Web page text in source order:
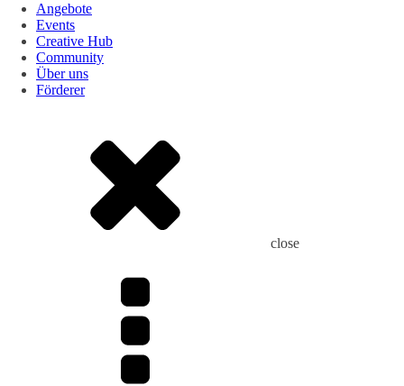
Angebote
Events
Creative Hub
Community
Über uns
Förderer
close